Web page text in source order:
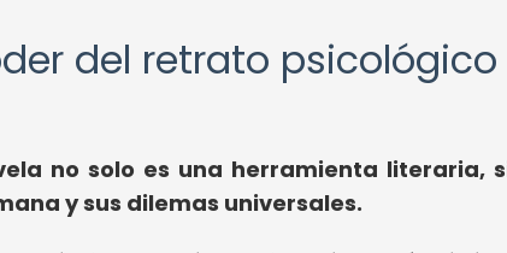
del retrato
no solo es una herramienta literaria,
y sus dilemas universales.